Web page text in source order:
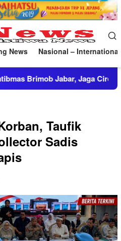
News Nasional – International
Tetap Kondusif
Taufik
Sadis